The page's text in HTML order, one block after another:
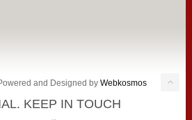
and Designed byWebkosmos
KEEP IN TOUCH